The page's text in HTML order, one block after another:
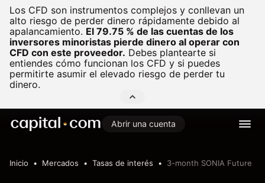
Los CFD son instrumentos complejos y conllevan un
alto riesgo de perder dinero rápidamente debido al
apalancamiento. El 79.75 % de las cuentas de los
inversores minoristas pierde dinero al operar con
CFD con este proveedor. Debes plantearte si
entiendes cómo funcionan los CFD y si puedes
permitirte asumir el elevado riesgo de perder tu
dinero.
Abrir una cuenta
Inicio Mercados Tasas de interés 3-month SONIA Future